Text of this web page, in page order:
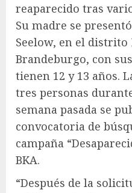
reaparecido tras
Su madre se
Seelow, en el
Brandeburgo, con
tienen 12 y 13 años.
tres personas
semana pasada se
convocatoria de
campaña
BKA.
“Después de la